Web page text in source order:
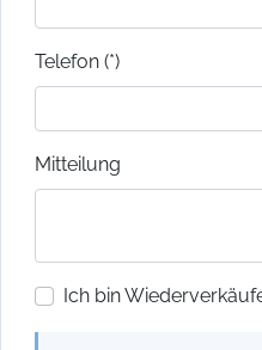
Telefon (*)
Mitteilung
Ich bin